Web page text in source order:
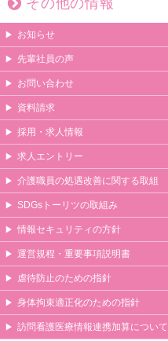
お知らせ
先輩社員の声
お問い合わせ
資料請求
採用・求人情報
求人エントリー
介護職員の処遇改善に関する取組
SDGsトーリツの取組み
情報セキュリティの方針
運営規程・重要事項説明書
虐待防止のための指針
身体拘束適正化のための指針
訪問看護医療情報連携加算について